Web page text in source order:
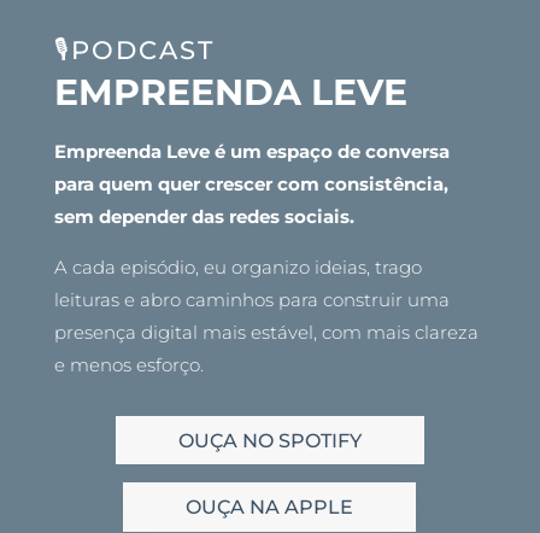
🎙️PODCAST
EMPREENDA LEVE
Empreenda Leve é um espaço de conversa
para quem quer crescer com consistência,
sem depender das redes sociais.
A cada episódio, eu organizo ideias, trago
leituras e abro caminhos para construir uma
presença digital mais estável, com mais clareza
e menos esforço.
OUÇA NO SPOTIFY
OUÇA NA APPLE